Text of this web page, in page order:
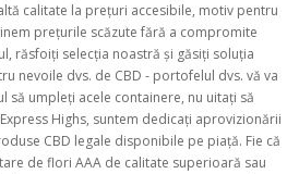
calitate la prețuri accesibile, motiv pentru
prețurile scăzute fără a compromite
răsfoiți selecția noastră și găsiți soluția
nevoile dvs. de CBD - portofelul dvs. vă va
să umpleți acele containere, nu uitați să
Highs, suntem dedicați aprovizionării
CBD legale disponibile pe piață. Fie că
de flori AAA de calitate superioară sau